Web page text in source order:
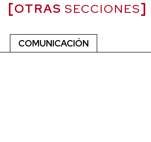
OTRAS SECCIONES
COMUNICACIÓN